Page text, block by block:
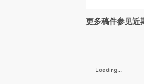
更多稿件参见近
Loading...